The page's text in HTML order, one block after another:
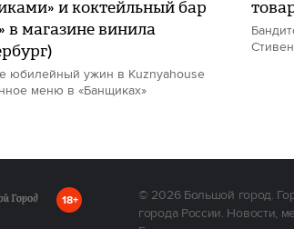
и коктейльный бар
в магазине винила
юбилейный ужин в Kuznyahouse
меню в «Банщиках»
18+ © 2026Большой город.
города России. Новости,